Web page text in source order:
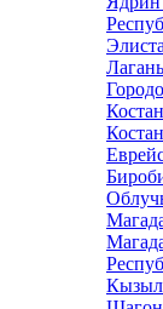
Элиста
Лагань
Кызыл